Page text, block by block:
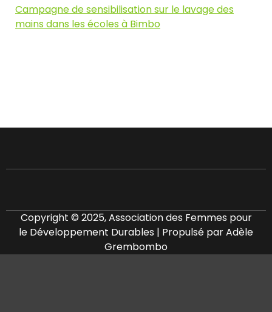
Campagne de sensibilisation sur le lavage des
mains dans les écoles à Bimbo
Copyright © 2025, Association des Femmes pour
le Développement Durables | Propulsé par Adèle
Grembombo